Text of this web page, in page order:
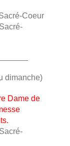
Coeur
dimanche)
Dame de